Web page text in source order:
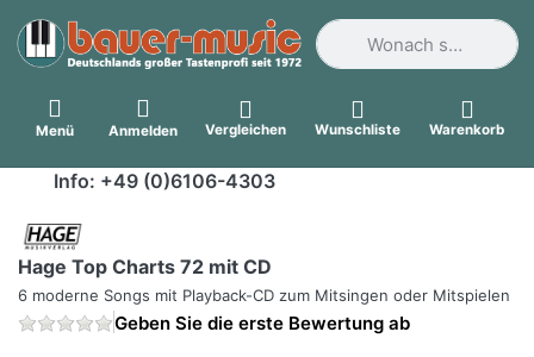
Geben Sie einen
Menü Anmelden Vergleichen Wunschliste Warenkorb
Info: +49 (0)6106-4303
Hage Top Charts 72 mit CD
6 moderne Songs mit Playback-CD zum Mitsingen oder Mitspielen
Geben Sie die erste Bewertung ab